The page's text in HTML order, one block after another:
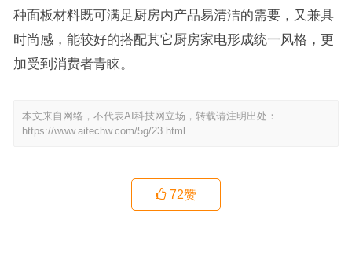
种面板材料既可满足厨房内产品易清洁的需要，又兼具
时尚感，能较好的搭配其它厨房家电形成统一风格，更
加受到消费者青睐。
本文来自网络，不代表AI科技网立场，转载请注明出处：
https://www.aitechw.com/5g/23.html
72赞